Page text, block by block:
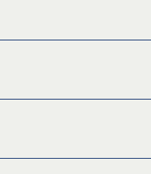
本体 产品规格书 ZH